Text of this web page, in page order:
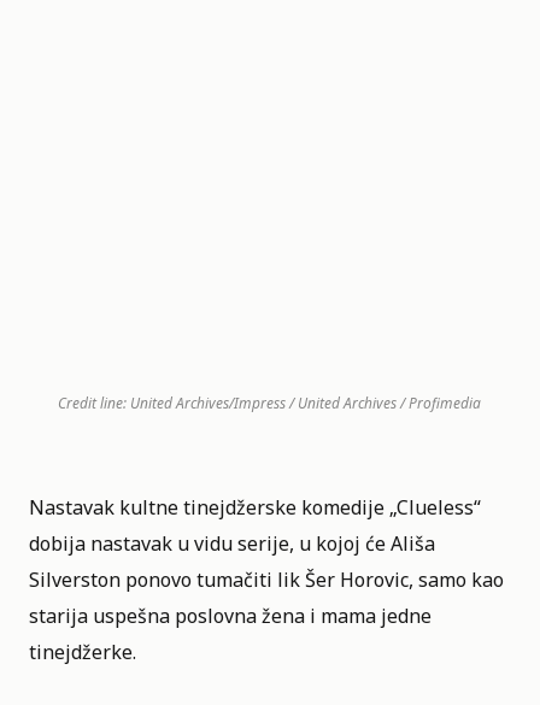
Credit line: United Archives/Impress / United Archives / Profimedia
Nastavak kultne tinejdžerske komedije „Clueless“
dobija nastavak u vidu serije, u kojoj će Ališa
Silverston ponovo tumačiti lik Šer Horovic, samo kao
starija uspešna poslovna žena i mama jedne
tinejdžerke.